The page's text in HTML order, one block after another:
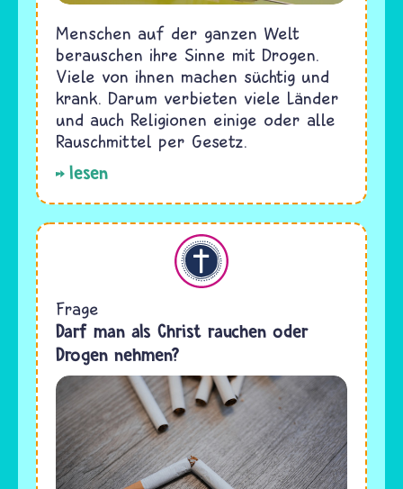
Menschen auf der ganzen Welt
berauschen ihre Sinne mit Drogen.
Viele von ihnen machen süchtig und
krank. Darum verbieten viele Länder
und auch Religionen einige oder alle
Rauschmittel per Gesetz.
lesen
Christentum
Frage
Darf man als Christ rauchen oder
Drogen nehmen?